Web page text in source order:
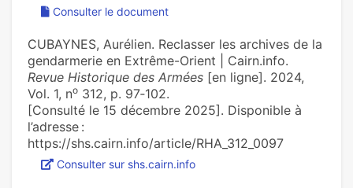
Consulter le document
CUBAYNES, Aurélien. Reclasser les archives de la
gendarmerie en Extrême-Orient | Cairn.info.
Revue Historique des Armées [en ligne]. 2024,
Vol. 1, no 312, p. 97‑102.
[Consulté le 15 décembre 2025]. Disponible à
l’adresse :
https://shs.cairn.info/article/RHA_312_0097
Consulter sur shs.cairn.info